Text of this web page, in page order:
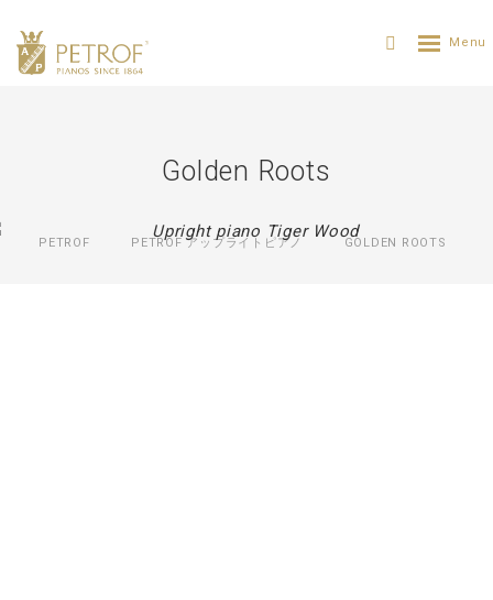
Golden Roots
PETROF PETROF アップライトピアノ GOLDEN ROOTS